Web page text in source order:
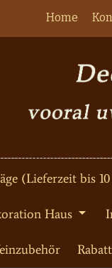
Home
(Lieferzeit bis
Haus